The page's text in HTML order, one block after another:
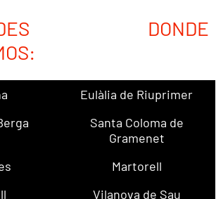
DONDE
Eulàlia de Riuprimer
Santa Coloma de
Gramenet
Martorell
Vilanova de Sau